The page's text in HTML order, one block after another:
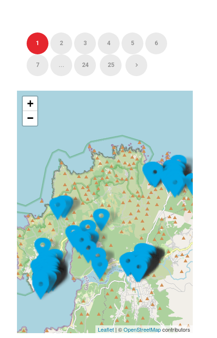
1 2 3 4 5 6
7 ... 24 25
+
−
Leaflet| ©OpenStreetMapcontributors